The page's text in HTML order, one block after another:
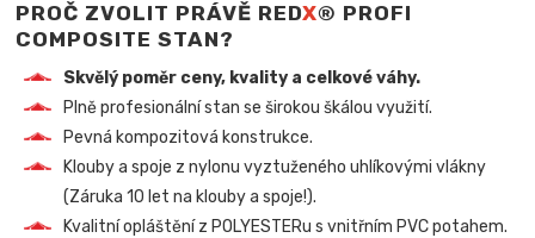
PROČ ZVOLIT PRÁVĚ REDX® PROFI
COMPOSITE STAN?
Skvělý poměr ceny, kvality a celkové váhy.
Plně profesionální stan se širokou škálou využití.
Pevná kompozitová konstrukce.
Klouby a spoje z nylonu vyztuženého uhlíkovými vlákny
(Záruka 10 let na klouby a spoje!).
Kvalitní opláštění z POLYESTERu s vnitřním PVC potahem.